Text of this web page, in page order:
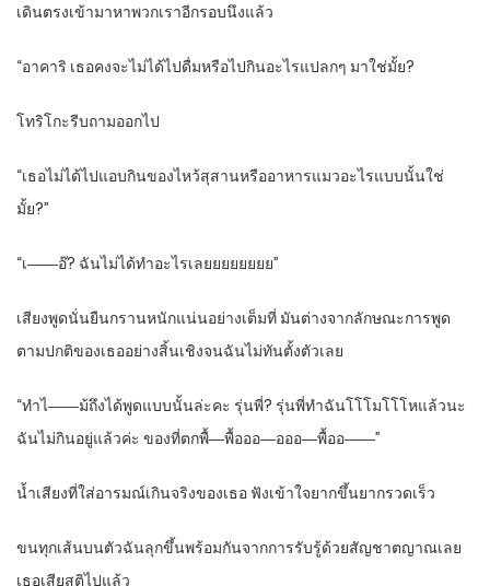
เดินตรงเข้ามาหาพวกเราอีกรอบนึงแล้ว
“อาคาริ เธอคงจะไม่ได้ไปดื่มหรือไปกินอะไรแปลกๆ มาใช่มั้ย?
โทริโกะรีบถามออกไป
“เธอไม่ได้ไปแอบกินของไหว้สุสานหรืออาหารแมวอะไรแบบนั้นใช่
มั้ย?”
“เ――อ๊? ฉันไม่ได้ทำอะไรเลยยยยยยยย”
เสียงพูดนั่นยืนกรานหนักแน่นอย่างเต็มที่ มันต่างจากลักษณะการพูด
ตามปกติของเธออย่างสิ้นเชิงจนฉันไม่ทันตั้งตัวเลย
“ทำไ――ม้ถึงได้พูดแบบนั้นล่ะคะ รุ่นพี่? รุ่นพี่ทำฉันโโโมโโโหแล้วนะ
ฉันไม่กินอยู่แล้วค่ะ ของที่ตกพื้―พื้อออ―อออ―พื้ออ――”
น้ำเสียงที่ใส่อารมณ์เกินจริงของเธอ ฟังเข้าใจยากขึ้นยากรวดเร็ว
ขนทุกเส้นบนตัวฉันลุกขึ้นพร้อมกันจากการรับรู้ด้วยสัญชาตญาณเลย
เธอเสียสติไปแล้ว